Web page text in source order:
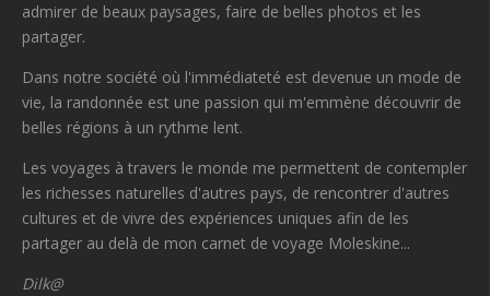
admirer de beaux paysages, faire de belles photos et les
partager.
Dans notre société où l'immédiateté est devenue un mode de
vie, la randonnée est une passion qui m'emmène découvrir de
belles régions à un rythme lent.
Les voyages à travers le monde me permettent de contempler
les richesses naturelles d'autres pays, de rencontrer d'autres
cultures et de vivre des expériences uniques afin de les
partager au delà de mon carnet de voyage Moleskine...
Dilk@